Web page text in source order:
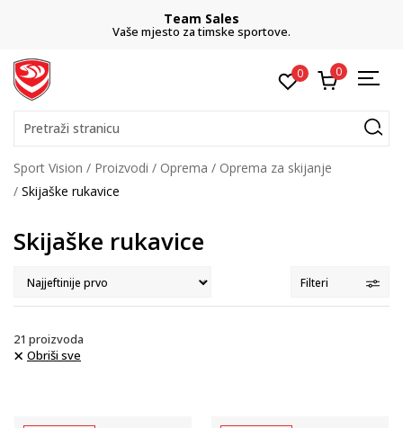
Team Sales
Vaše mjesto za timske sportove.
0 0
Pretraži stranicu
Sport Vision Proizvodi Oprema
Oprema za skijanje
Skijaške rukavice
Skijaške rukavice
Filteri
21 proizvoda
Obriši sve